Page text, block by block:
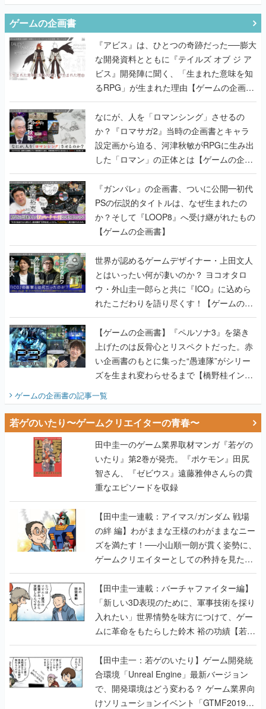
ゲームの企画書
『アビス』は、ひとつの奇跡だった──膨大
な開発資料とともに『テイルズ オブ ジ ア
ビス』開発陣に聞く、「生まれた意味を知
るRPG」が生まれた理由【ゲームの企画
書】
なにが、人を「ロマンシング」させるの
か？『ロマサガ2』当時の企画書とキャラ
設定画から迫る、河津秋敏がRPGに生み出
した「ロマン」の正体とは【ゲームの企画
書】
『ガンパレ』の企画書、ついに公開━初代
PSの伝説的タイトルは、なぜ生まれたの
か？そして『LOOP8』へ受け継がれたもの
【ゲームの企画書】
世界が認めるゲームデザイナー・上田文人
とはいったい何が凄いのか？ ヨコオタロ
ウ・外山圭一郎らと共に『ICO』に込めら
れたこだわりを語り尽くす！【ゲームの企
画書】
【ゲームの企画書】『ペルソナ3』を築き
上げたのは反骨心とリスペクトだった。赤
い企画書のもとに集った“愚連隊”がシリー
ズを生まれ変わらせるまで【橋野桂インタ
ゲームの企画書の記事一覧
若ゲのいたり〜ゲームクリエイターの青春〜
田中圭一のゲーム業界取材マンガ『若ゲの
いたり』第2巻が発売。『ポケモン』田尻
智さん、『ゼビウス』遠藤雅伸さんらの貴
重なエピソードを収録
【田中圭一連載：アイマス/ガンダム 戦場
の絆 編】わがままな王様のわがままなニー
ズを満たす！──小山順一朗が貫く姿勢に、
ゲームクリエイターとしての矜持を見た
【若ゲのいたり最終回】
【田中圭一連載：バーチャファイター編】
「新しい3D表現のために、軍事技術を採り
入れたい」世界情勢を味方につけて、ゲー
ムに革命をもたらした鈴木 裕の功績【若ゲ
のいたり】
【田中圭一：若ゲのいたり】ゲーム開発統
合環境「Unreal Engine」最新バージョン
で、開発環境はどう変わる？ ゲーム業界向
けソリューションイベント「GTMF2019」